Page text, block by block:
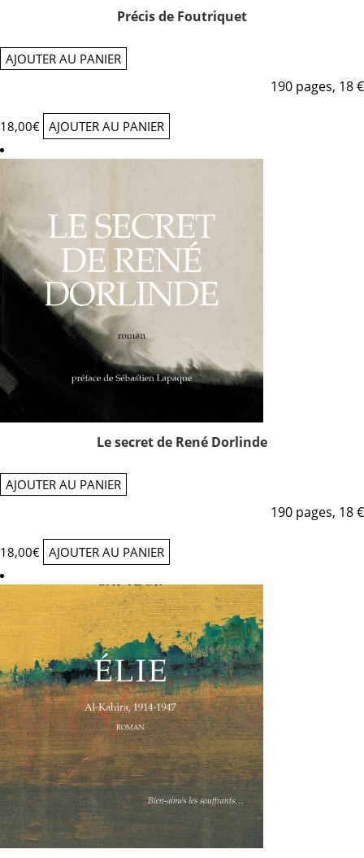
Précis de Foutriquet
AJOUTER AU PANIER
190 pages, 18 €
18,00€ AJOUTER AU PANIER
Le secret de René Dorlinde
AJOUTER AU PANIER
190 pages, 18 €
18,00€ AJOUTER AU PANIER